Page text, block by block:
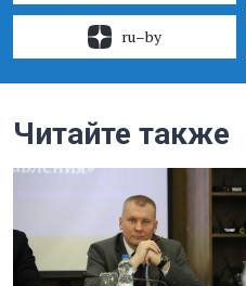
ru–by
Читайте также